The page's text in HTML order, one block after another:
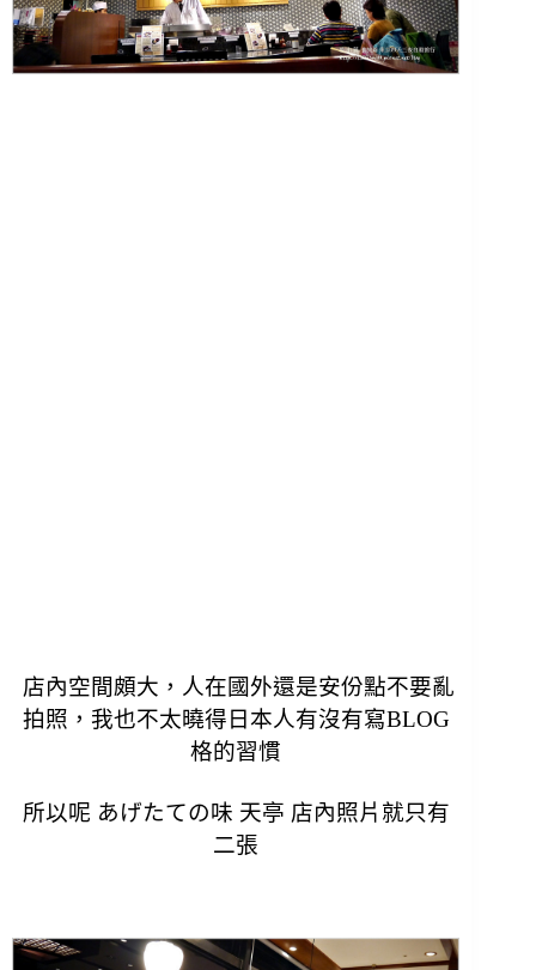
店內空間頗大，人在國外還是安份點不要亂
拍照， 我也不太曉得日本人有沒有寫BLOG
格的習慣
所以呢 あげたての味 天亭 店內照片就只有
二張